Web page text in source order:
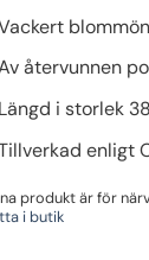
återvunnen
Längd i storlek
enligt
produkt är för
i butik